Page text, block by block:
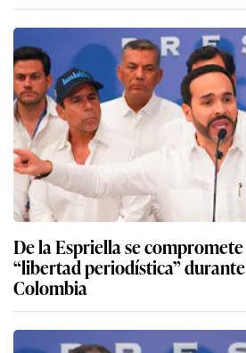
De la Espriella se
“libertad periodística”
Colombia